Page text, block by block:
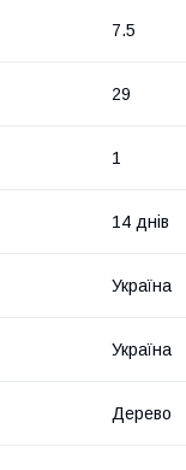
7.5
29
1
14 днів
Україна
Україна
Дерево